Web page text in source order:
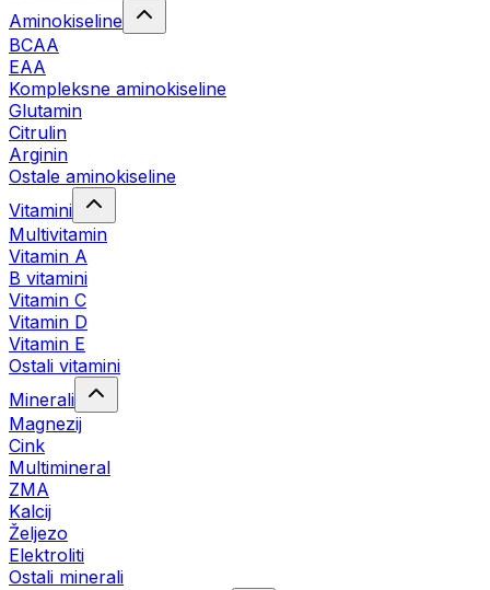
Aminokiseline
BCAA
EAA
Kompleksne aminokiseline
Glutamin
Citrulin
Arginin
Ostale aminokiseline
Vitamini
Multivitamin
Vitamin A
B vitamini
Vitamin C
Vitamin D
Vitamin E
Ostali vitamini
Minerali
Magnezij
Cink
Multimineral
ZMA
Kalcij
Željezo
Elektroliti
Ostali minerali